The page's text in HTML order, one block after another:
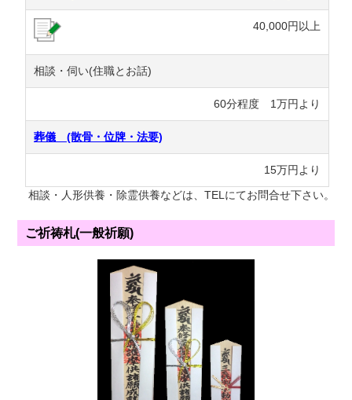
40,000円以上
相談・伺い(住職とお話)
60分程度 1万円より
葬儀 (散骨・位牌・法要)
15万円より
相談・人形供養・除霊供養などは、TELにてお問合せ下さい。
ご祈祷札(一般祈願)